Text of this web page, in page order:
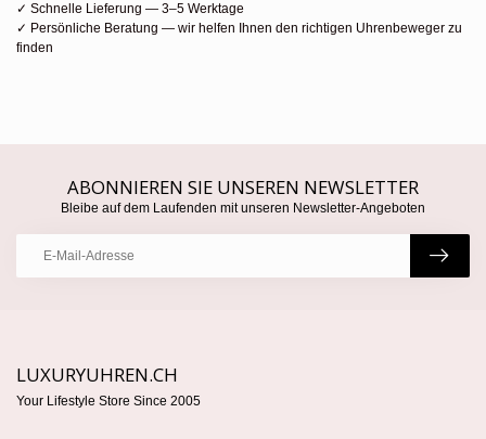
✓ Schnelle Lieferung — 3–5 Werktage
✓ Persönliche Beratung — wir helfen Ihnen den richtigen Uhrenbeweger zu
finden
ABONNIEREN SIE UNSEREN NEWSLETTER
Bleibe auf dem Laufenden mit unseren Newsletter-Angeboten
LUXURYUHREN.CH
Your Lifestyle Store Since 2005